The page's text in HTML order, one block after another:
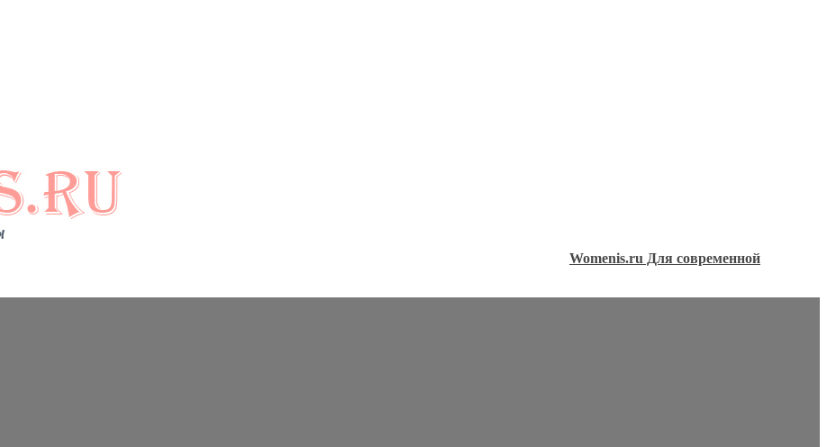
Womenis.ru Для современной